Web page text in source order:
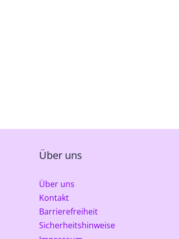
Über uns
Über uns
Kontakt
Barrierefreiheit
Sicherheitshinweise